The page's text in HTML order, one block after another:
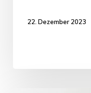
22. Dezember 2023